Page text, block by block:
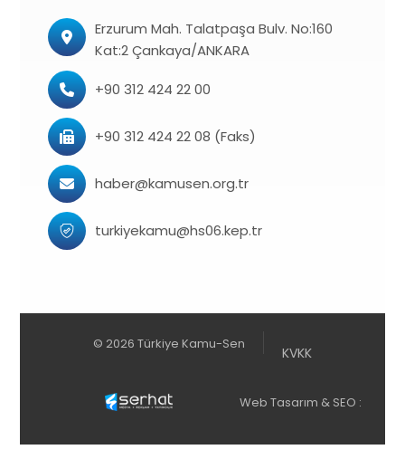
Erzurum Mah. Talatpaşa Bulv. No:160
Kat:2 Çankaya/ANKARA
+90 312 424 22 00
+90 312 424 22 08 (Faks)
haber@kamusen.org.tr
turkiyekamu@hs06.kep.tr
© 2026 Türkiye Kamu-Sen
KVKK
Web Tasarım & SEO :